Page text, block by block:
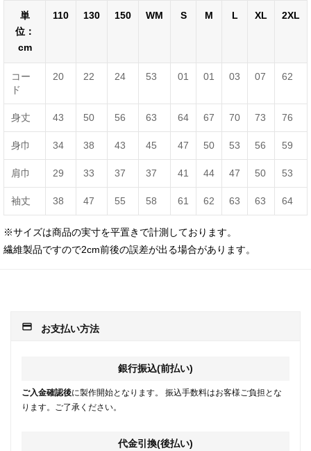
単
位：
cm
110 130 150 WM S M L XL 2XL
コー
ド
20 22 24 53 01 01 03 07 62
身丈 43 50 56 63 64 67 70 73 76
身巾 34 38 43 45 47 50 53 56 59
肩巾 29 33 37 37 41 44 47 50 53
袖丈 38 47 55 58 61 62 63 63 64
※サイズは商品の実寸を平置きで計測しております。
繊維製品ですので2cm前後の誤差が出る場合があります。
payment お支払い方法
銀行振込(前払い)
ご入金確認後に製作開始となります。 振込手数料はお客様ご負担とな
ります。ご了承ください。
代金引換(後払い)